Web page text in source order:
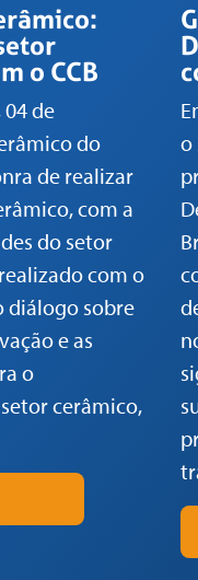
o CCB
de
do
de realizar
com a
do setor
com o
sobre
e as
o
cerâmico,
o